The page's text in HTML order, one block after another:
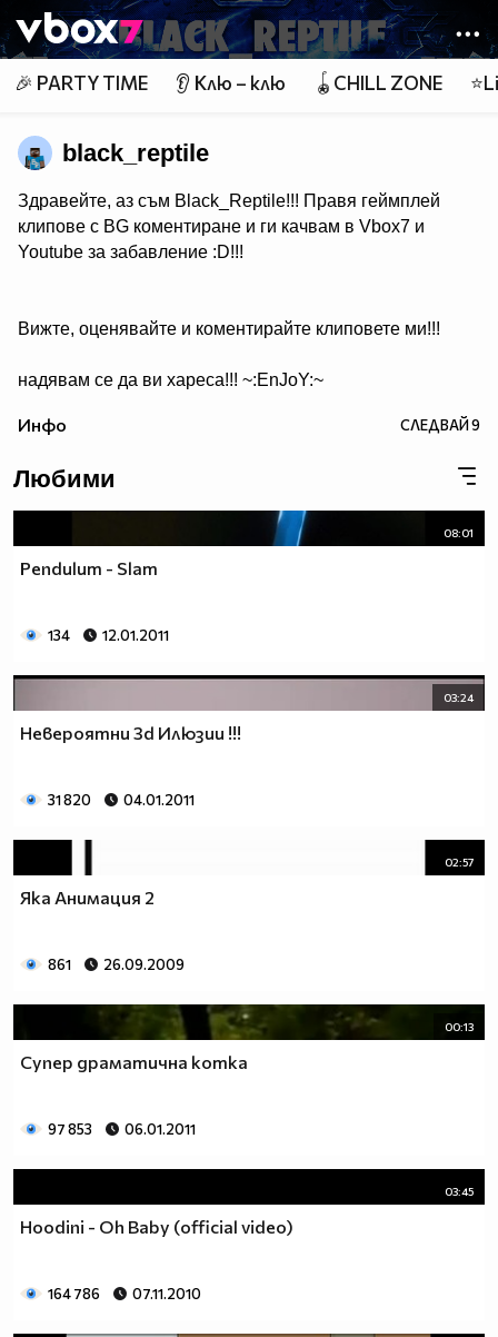
👾
🎉 PARTY TIME 👂 Клю – клю 🪀CHILL ZONE
black_reptile
Здравейте, аз съм Black_Reptile!!! Правя геймплей
клипове с BG коментиране и ги качвам в Vbox7 и
Youtube за забавление :D!!!
Вижте, оценявайте и коментирайте клиповете ми!!!
надявам се да ви хареса!!! ~:EnJoY:~
Инфо СЛЕДВАЙ9
Любими
08:01
Pendulum - Slam
134 12.01.2011
03:24
Невероятни 3d Илюзии !!!
31 820 04.01.2011
02:57
Яка Анимация 2
861 26.09.2009
00:13
Супер драматична котка
97 853 06.01.2011
03:45
Hoodini - Oh Baby (official video)
164 786 07.11.2010